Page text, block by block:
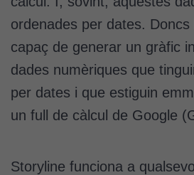
ordenades per dates.
capaç de generar un gràfic
dades numèriques que
per dates i que estiguin
un full de càlcul de Google
Storyline funciona a